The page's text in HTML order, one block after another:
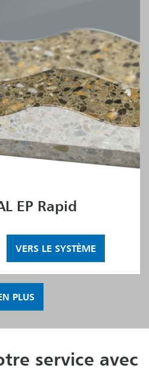
EP Rapid
VERS LE SYSTÈME
PLUS
service avec